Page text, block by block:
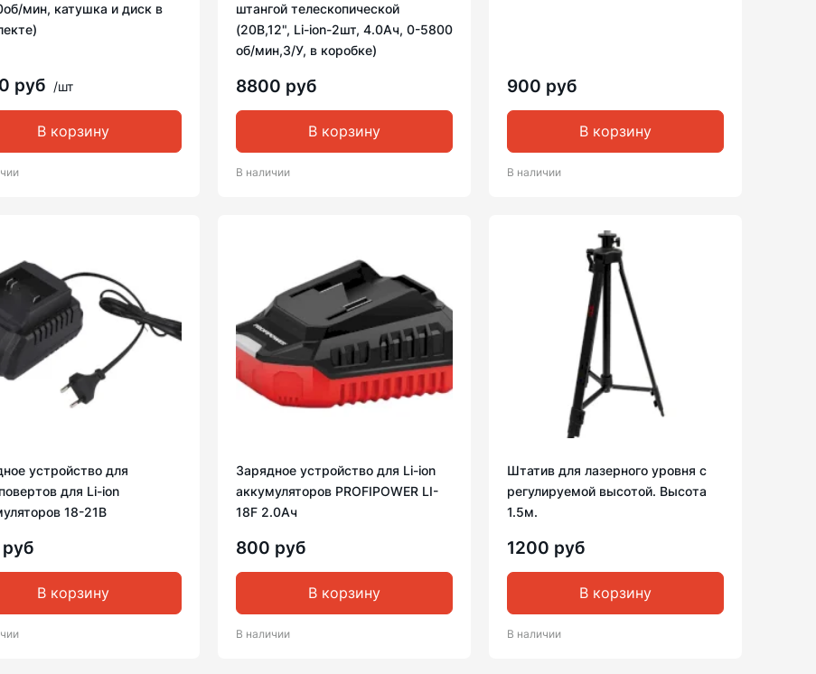
мин, катушка и диск в
руб /шт
В корзину
штангой телескопической
(20В,12", Li-ion-2шт, 4.0Ач, 0-5800
об/мин,З/У, в коробке)
8800 руб
В корзину
В наличии
900 руб
В корзину
В наличии
устройство для
для Li-ion
18-21В
В корзину
Зарядное устройство для Li-ion
аккумуляторов PROFIPOWER LI-
18F 2.0Ач
800 руб
В корзину
В наличии
Штатив для лазерного уровня с
регулируемой высотой. Высота
1.5м.
1200 руб
В корзину
В наличии